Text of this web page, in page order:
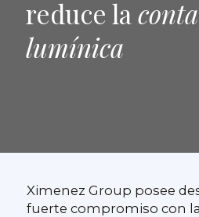
reduce la
lumínica
Ximenez Group posee
fuerte compromiso con